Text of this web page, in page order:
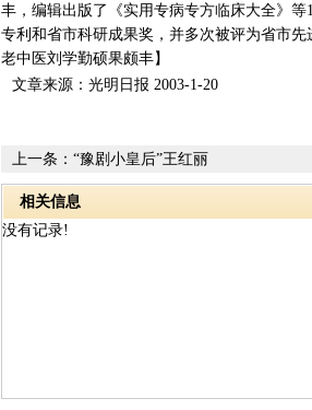
丰，编辑出版了《实用专病专方临床大全》
专利和省市科研成果奖，并多次被评为省市
老中医刘学勤硕果颇丰】
文章来源：光明日报 2003-1-20
上一条： “豫剧小皇后”王红丽
相关信息
没有记录!